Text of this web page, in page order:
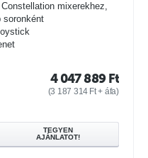
mixerekhez,
soronként
4 047 889 Ft
(3 187 314 Ft+ áfa)
TEGYEN
AJÁNLATOT!